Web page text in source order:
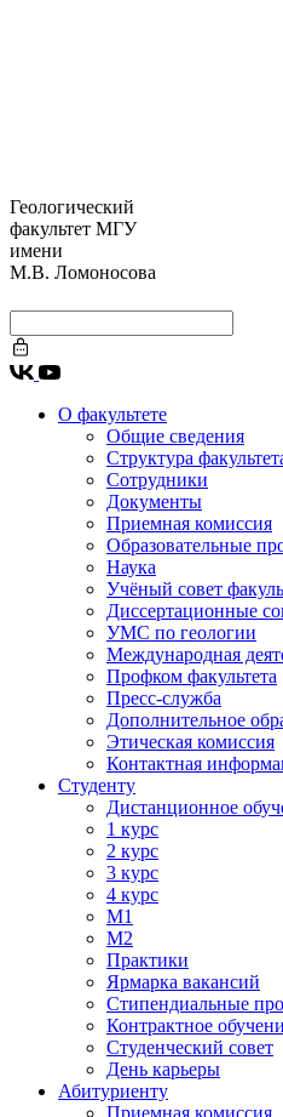
Геологический
факультет МГУ
имени
М.В. Ломоносова
О факультете
Общие сведения
Структура
Сотрудники
Документы
Приемная комиссия
Образовательные
Наука
Учёный совет
Диссертационные
УМС по геологии
Международная
Профком факультета
Пресс-служба
Дополнительное
Этическая комиссия
Контактная
Студенту
Дистанционное
1 курс
2 курс
3 курс
4 курс
М1
М2
Практики
Ярмарка вакансий
Стипендиальные
Контрактное
Студенческий совет
День карьеры
Абитуриенту
Приемная комиссия